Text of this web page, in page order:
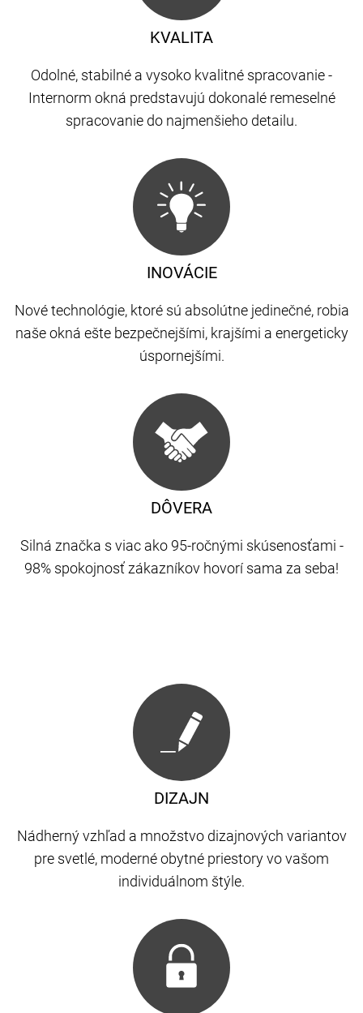
KVALITA
Odolné, stabilné a vysoko kvalitné spracovanie -
Internorm okná predstavujú dokonalé remeselné
spracovanie do najmenšieho detailu.
DÔVERA
Silná značka s viac ako 95-ročnými skúsenosťami -
98% spokojnosť zákazníkov hovorí sama za seba!
INOVÁCIE
Nové technológie, ktoré sú absolútne jedinečné, robia
naše okná ešte bezpečnejšími, krajšími a energeticky
úspornejšími.
DIZAJN
Nádherný vzhľad a množstvo dizajnových variantov
pre svetlé, moderné obytné priestory vo vašom
individuálnom štýle.